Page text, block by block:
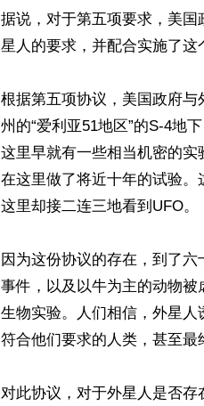
据说，对于第五项要求，美
星人的要求，并配合实施了这
根据第五项协议，美国政府
州的“爱利亚51地区”的S-4地
这里早就有一些相当机密的
在这里做了将近十年的试验
这里却接二连三地看到UFO。
因为这份协议的存在，到了
事件，以及以牛为主的动物
生物实验。人们相信，外星
符合他们要求的人类，甚至最
对此协议，对于外星人是否存